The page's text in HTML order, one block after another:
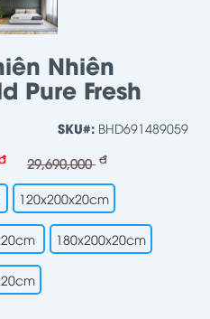
Nhiên
Pure Fresh
SKU#: BHD691489059
29,690,000 đ
120x200x20cm
180x200x20cm